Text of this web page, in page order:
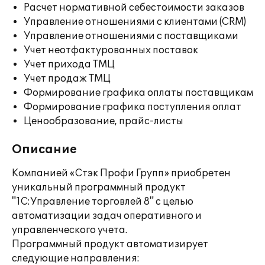
Расчет нормативной себестоимости заказов
Управление отношениями с клиентами (CRM)
Управление отношениями с поставщиками
Учет неотфактурованных поставок
Учет прихода ТМЦ
Учет продаж ТМЦ
Формирование графика оплаты поставщикам
Формирование графика поступления оплат
Ценообразование, прайс-листы
Описание
Компанией «Стэк Профи Групп» приобретен
уникальный программный продукт
"1С:Управление торговлей 8" с целью
автоматизации задач оперативного и
управленческого учета.
Программный продукт автоматизирует
следующие направления: